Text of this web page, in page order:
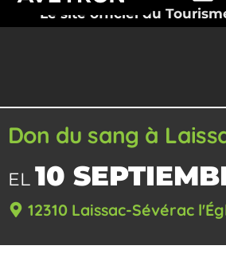
Le site officiel du
Don du sang à
EL 10
12310 Laissac-Sévérac